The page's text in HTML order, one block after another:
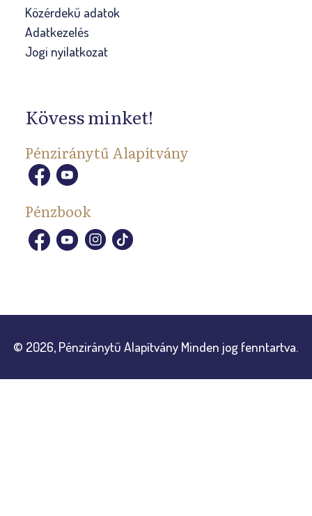
Közérdekű adatok
Adatkezelés
Jogi nyilatkozat
Kövess minket!
Pénziránytű Alapítvány
Pénzbook
© 2026, Pénziránytű Alapítvány Minden jog fenntartva.